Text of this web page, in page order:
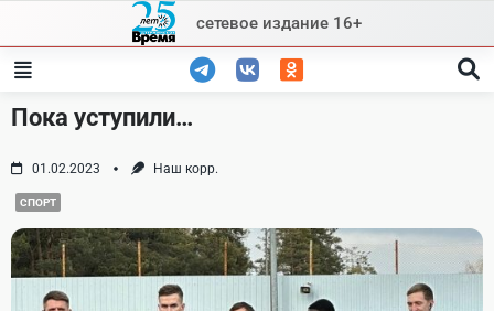
content
сетевое издание 16+
Пока уступили…
01.02.2023 Наш корр.
СПОРТ